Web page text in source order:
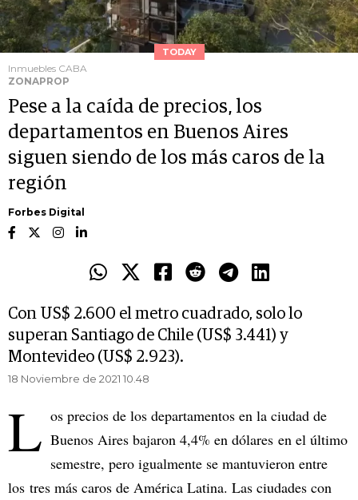
TODAY
Inmuebles CABA
ZONAPROP
Pese a la caída de precios, los
departamentos en Buenos Aires
siguen siendo de los más caros de la
región
Forbes Digital
Con US$ 2.600 el metro cuadrado, solo lo
superan Santiago de Chile (US$ 3.441) y
Montevideo (US$ 2.923).
18 Noviembre de 2021 10.48
L os precios de los departamentos en la ciudad de
Buenos Aires bajaron 4,4% en dólares en el último
semestre, pero igualmente se mantuvieron entre
los tres más caros de América Latina. Las ciudades con